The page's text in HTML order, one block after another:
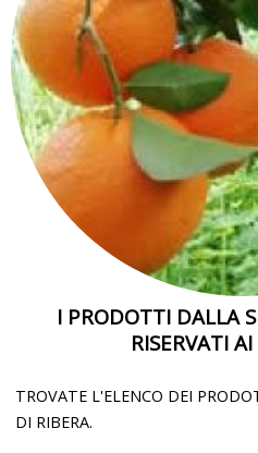
I PRODOTTI DALLA
RISERVATI
TROVATE L'ELENCO DEI
DI RIBERA.